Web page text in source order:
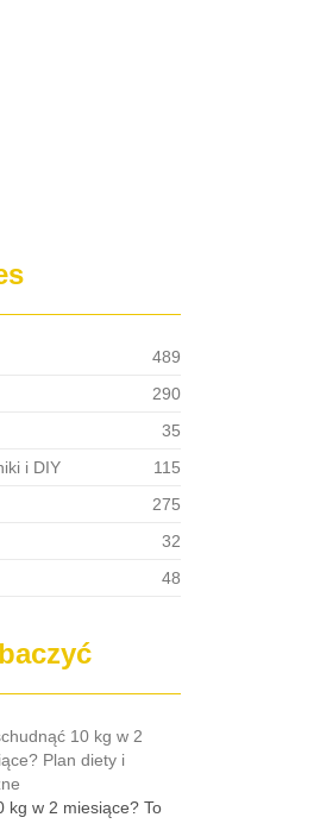
489
290
35
i DIY
115
275
32
48
10 kg w 2
Plan diety i
kg w 2 miesiące? To